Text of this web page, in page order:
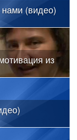
нами (видео)
из